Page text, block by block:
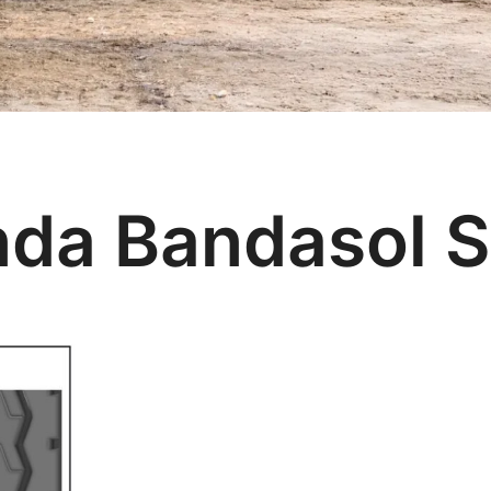
Bandasol